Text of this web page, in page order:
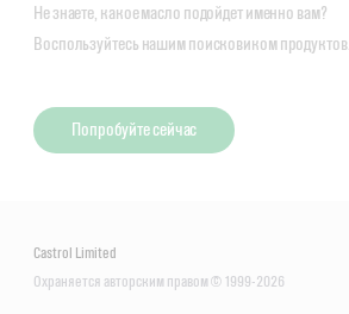
Не знаете, какое масло подойдет именно вам?
Воспользуйтесь нашим поисковиком продуктов.
Попробуйте сейчас
Castrol Limited
Охраняется авторским правом © 1999-2026